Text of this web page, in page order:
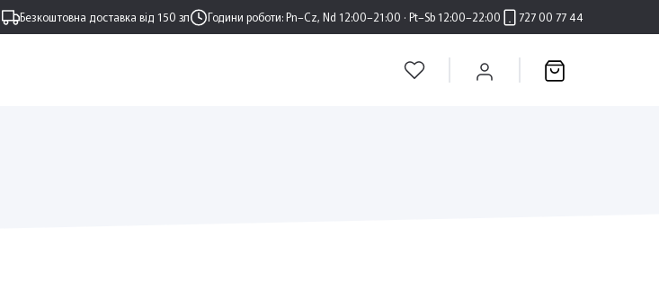
Безкоштовна доставка від 150 зл Години роботи:Pn–Cz, Nd 12:00–21:00 · Pt–Sb 12:00–22:00 727 00 77 44